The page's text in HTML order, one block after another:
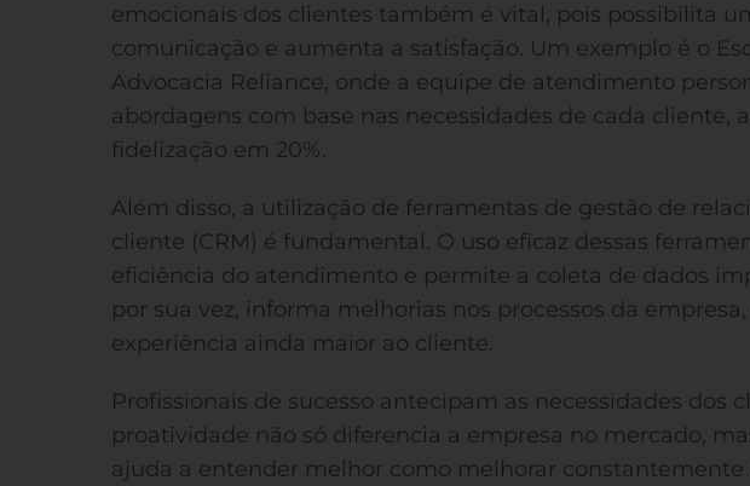
emocionais dos clientes também é vital, pois possibilita
comunicação e aumenta a satisfação. Um exemplo é o
Advocacia Reliance, onde a equipe de atendimento
abordagens com base nas necessidades de cada cliente,
fidelização em 20%.
Além disso, a utilização de ferramentas de gestão de
cliente (CRM) é fundamental. O uso eficaz dessas
eficiência do atendimento e permite a coleta de dados
por sua vez, informa melhorias nos processos da
experiência ainda maior ao cliente.
Profissionais de sucesso antecipam as necessidades dos
proatividade não só diferencia a empresa no mercado,
ajuda a entender melhor como melhorar constantemente